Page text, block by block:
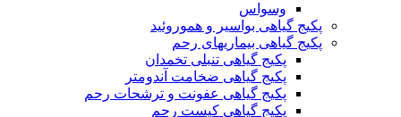
وسواس
پکیج گیاهی بواسیر و هموروئید
پکیج گیاهی بیماریهای رحم
پکیج گیاهی تنبلی تخمدان
پکیج گیاهی ضخامت آندومتر
پکیج گیاهی عفونت و ترشحات رحم
پکیج گیاهی کیست رحم